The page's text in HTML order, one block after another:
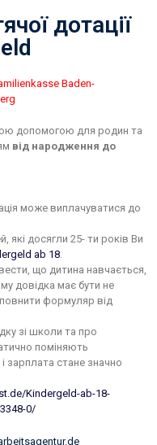
дотації
Baden-
допомогою для родин та
від народження до
може виплачуватися до
які досягли 25- ти років Ви
ab 18.
що дитина навчається,
довідка має бути не
формуляр від
зі школи та про
поміняють
зарплата стане значно
Kindergeld-ab-18-
0/